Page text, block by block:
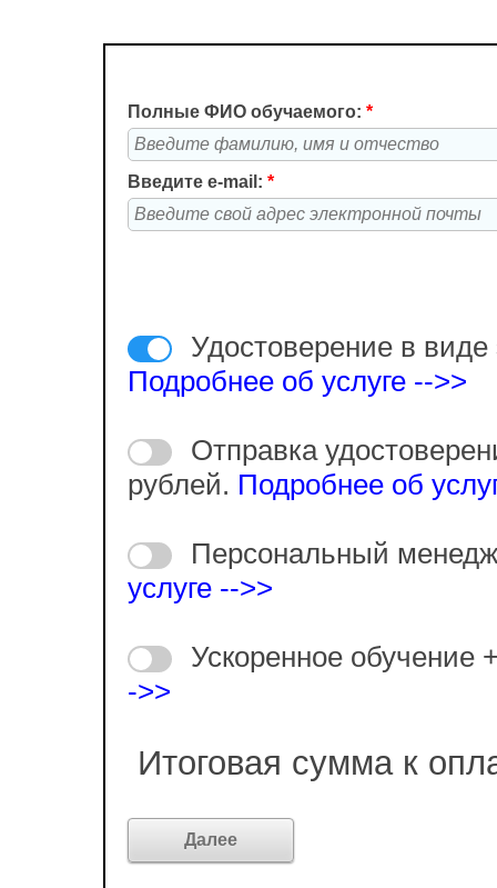
Полные ФИО обучаемого: *
Введите e-mail: *
Удостоверение в виде
Подробнее об услуге -->>
Отправка
рублей. Подробнее об
Персональный
услуге -->>
Ускоренное обучение
->>
Итоговая сумма к